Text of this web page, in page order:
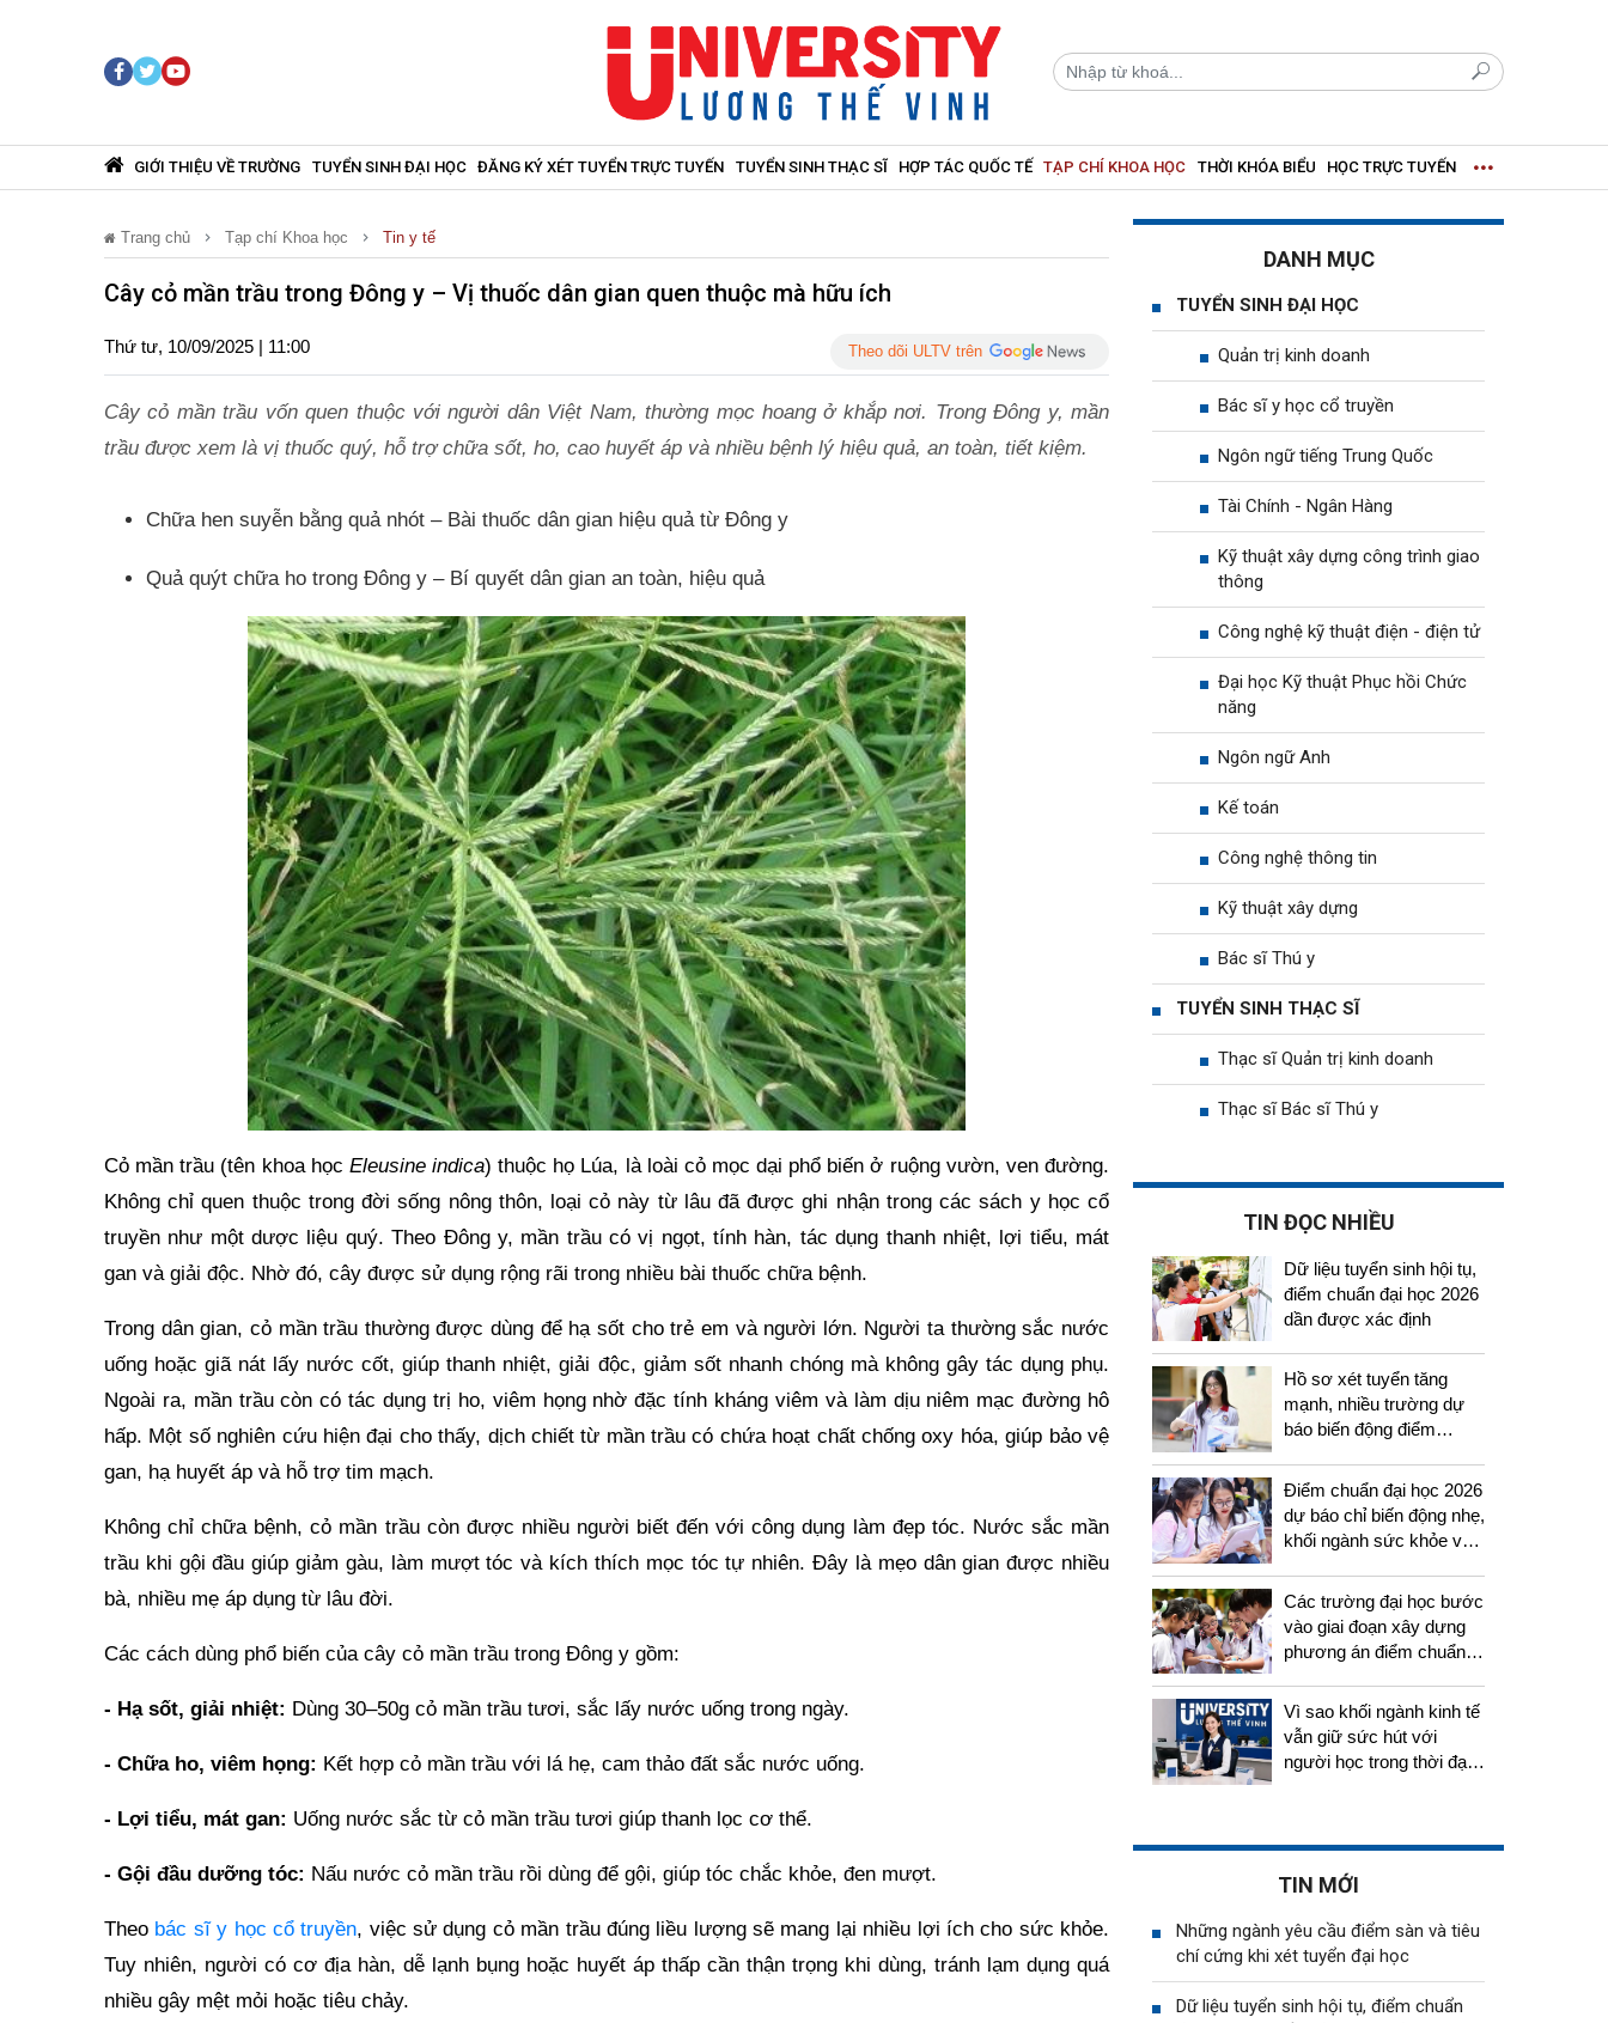
GIỚI THIỆU VỀ TRƯỜNG TUYỂN SINH ĐẠI HỌC ĐĂNG KÝ XÉT TUYỂN TRỰC TUYẾN TUYỂN SINH THẠC SĨ HỢP TÁC QUỐC TẾ TẠP CHÍ KHOA HỌC THỜI KHÓA BIỂU HỌC TRỰC TUYẾN
Trang chủ Tạp chí Khoa học Tin y tế
Cây cỏ mần trầu trong Đông y – Vị thuốc dân gian quen thuộc mà hữu ích
Thứ tư, 10/09/2025 | 11:00 Theo dõi ULTV trên
Cây cỏ mần trầu vốn quen thuộc với người dân Việt Nam, thường mọc hoang ở khắp nơi. Trong Đông y, mần
trầu được xem là vị thuốc quý, hỗ trợ chữa sốt, ho, cao huyết áp và nhiều bệnh lý hiệu quả, an toàn, tiết kiệm.
Chữa hen suyễn bằng quả nhót – Bài thuốc dân gian hiệu quả từ Đông y
Quả quýt chữa ho trong Đông y – Bí quyết dân gian an toàn, hiệu quả
Cỏ mần trầu (tên khoa học Eleusine indica) thuộc họ Lúa, là loài cỏ mọc dại phổ biến ở ruộng vườn, ven đường.
Không chỉ quen thuộc trong đời sống nông thôn, loại cỏ này từ lâu đã được ghi nhận trong các sách y học cổ
truyền như một dược liệu quý. Theo Đông y, mần trầu có vị ngọt, tính hàn, tác dụng thanh nhiệt, lợi tiểu, mát
gan và giải độc. Nhờ đó, cây được sử dụng rộng rãi trong nhiều bài thuốc chữa bệnh.
Trong dân gian, cỏ mần trầu thường được dùng để hạ sốt cho trẻ em và người lớn. Người ta thường sắc nước
uống hoặc giã nát lấy nước cốt, giúp thanh nhiệt, giải độc, giảm sốt nhanh chóng mà không gây tác dụng phụ.
Ngoài ra, mần trầu còn có tác dụng trị ho, viêm họng nhờ đặc tính kháng viêm và làm dịu niêm mạc đường hô
hấp. Một số nghiên cứu hiện đại cho thấy, dịch chiết từ mần trầu có chứa hoạt chất chống oxy hóa, giúp bảo vệ
gan, hạ huyết áp và hỗ trợ tim mạch.
Không chỉ chữa bệnh, cỏ mần trầu còn được nhiều người biết đến với công dụng làm đẹp tóc. Nước sắc mần
trầu khi gội đầu giúp giảm gàu, làm mượt tóc và kích thích mọc tóc tự nhiên. Đây là mẹo dân gian được nhiều
bà, nhiều mẹ áp dụng từ lâu đời.
Các cách dùng phổ biến của cây cỏ mần trầu trong Đông y gồm:
- Hạ sốt, giải nhiệt: Dùng 30–50g cỏ mần trầu tươi, sắc lấy nước uống trong ngày.
- Chữa ho, viêm họng: Kết hợp cỏ mần trầu với lá hẹ, cam thảo đất sắc nước uống.
- Lợi tiểu, mát gan: Uống nước sắc từ cỏ mần trầu tươi giúp thanh lọc cơ thể.
- Gội đầu dưỡng tóc: Nấu nước cỏ mần trầu rồi dùng để gội, giúp tóc chắc khỏe, đen mượt.
Theo bác sĩ y học cổ truyền, việc sử dụng cỏ mần trầu đúng liều lượng sẽ mang lại nhiều lợi ích cho sức khỏe.
Tuy nhiên, người có cơ địa hàn, dễ lạnh bụng hoặc huyết áp thấp cần thận trọng khi dùng, tránh lạm dụng quá
nhiều gây mệt mỏi hoặc tiêu chảy.
DANH MỤC
TUYỂN SINH ĐẠI HỌC
Quản trị kinh doanh
Bác sĩ y học cổ truyền
Ngôn ngữ tiếng Trung Quốc
Tài Chính - Ngân Hàng
Kỹ thuật xây dựng công trình giao
thông
Công nghệ kỹ thuật điện - điện tử
Đại học Kỹ thuật Phục hồi Chức
năng
Ngôn ngữ Anh
Kế toán
Công nghệ thông tin
Kỹ thuật xây dựng
Bác sĩ Thú y
TUYỂN SINH THẠC SĨ
Thạc sĩ Quản trị kinh doanh
Thạc sĩ Bác sĩ Thú y
TIN ĐỌC NHIỀU
Dữ liệu tuyển sinh hội tụ,
điểm chuẩn đại học 2026
dần được xác định
Hồ sơ xét tuyển tăng
mạnh, nhiều trường dự
báo biến động điểm
Điểm chuẩn đại học 2026
dự báo chỉ biến động nhẹ,
khối ngành sức khỏe vẫn
Các trường đại học bước
vào giai đoạn xây dựng
phương án điểm chuẩn,
Vì sao khối ngành kinh tế
vẫn giữ sức hút với
người học trong thời đại
TIN MỚI
Những ngành yêu cầu điểm sàn và tiêu
chí cứng khi xét tuyển đại học
Dữ liệu tuyển sinh hội tụ, điểm chuẩn